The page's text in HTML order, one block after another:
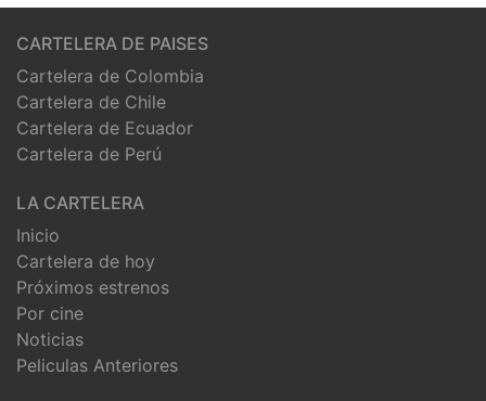
CARTELERA DE PAISES
Cartelera de Colombia
Cartelera de Chile
Cartelera de Ecuador
Cartelera de Perú
LA CARTELERA
Inicio
Cartelera de hoy
Próximos estrenos
Por cine
Noticias
Peliculas Anteriores